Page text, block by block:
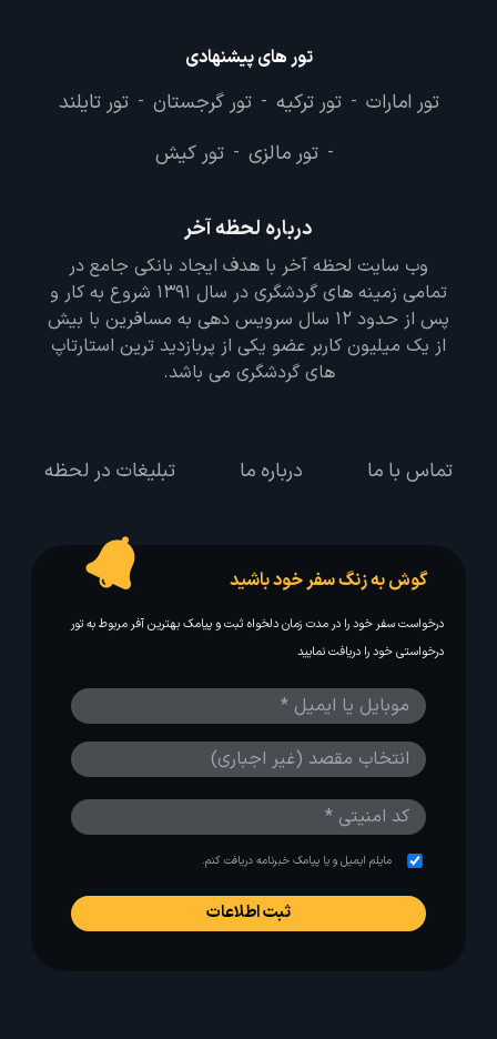
تور های پیشنهادی
تور امارات - تور ترکیه - تور گرجستان - تور تایلند
- تور مالزی - تور کیش
درباره لحظه آخر
وب سایت لحظه آخر با هدف ایجاد بانکی جامع در
تمامی زمینه های گردشگری در سال 1391 شروع به کار و
پس از حدود 12 سال سرویس دهی به مسافرین با بیش
از یک میلیون کاربر عضو یکی از پربازدید ترین استارتاپ
های گردشگری می باشد.
تماس با ما درباره ما تبلیغات در لحظه
گوش به زنگ سفر خود باشید
درخواست سفر خود را در مدت زمان دلخواه ثبت و پیامک بهترین آفر مربوط به تور
درخواستی خود را دریافت نمایید
مایلم ایمیل و یا پیامک خبرنامه دریافت کنم.